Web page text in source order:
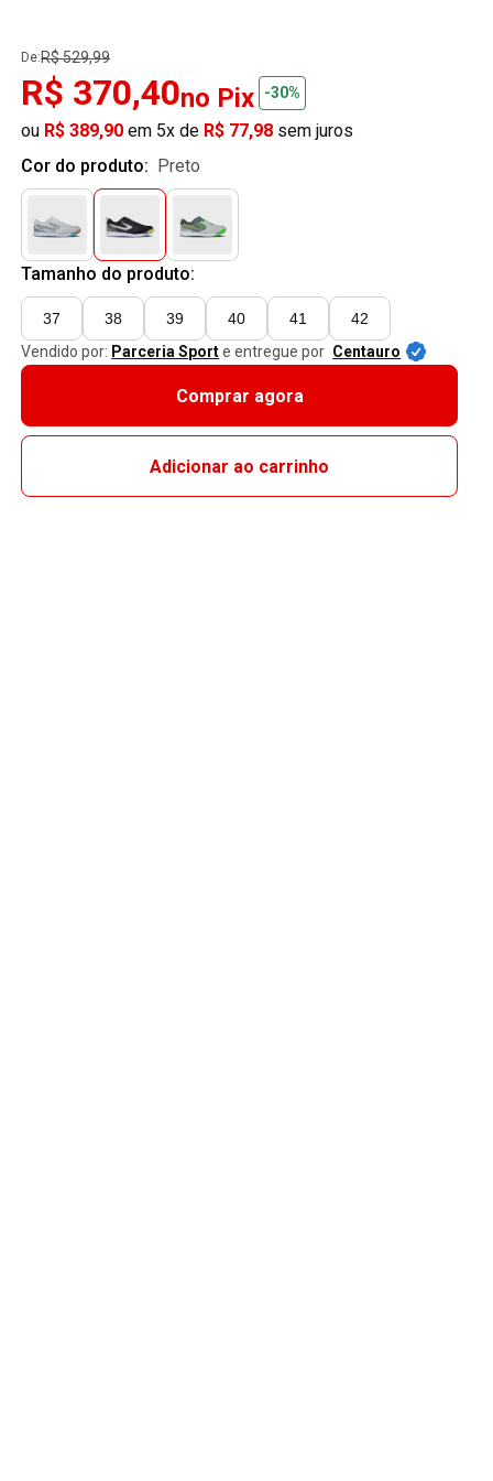
De:R$ 529,99
R$ 370,40no Pix -30%
ou R$ 389,90 em 5x de R$ 77,98 sem juros
Cor do produto:
preto
Tamanho do produto:
37 38 39 40 41
42
Vendido por: Parceria Sporte entregue por Centauro
Comprar agora
Adicionar ao carrinho